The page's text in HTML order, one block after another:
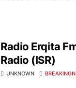
Radio Erqita
Radio (ISR)
UNKNOWN